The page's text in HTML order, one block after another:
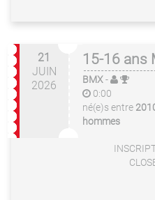
21
JUIN
2026
15-16 ans
BMX-
0:00
né(e)s entre
hommes